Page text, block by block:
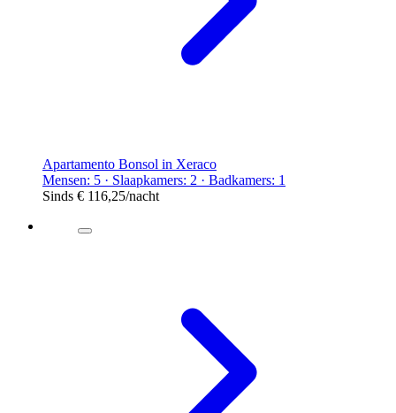
Apartamento Bonsol in Xeraco
Mensen: 5 · Slaapkamers: 2 · Badkamers: 1
Sinds € 116,25/nacht